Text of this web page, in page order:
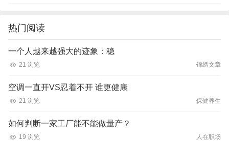
热门阅读
一个人越来越强大的迹象：稳
21 浏览 锦绣文章
空调一直开VS忍着不开 谁更健康
21 浏览 保健养生
如何判断一家工厂能不能做量产？
19 浏览 人在职场